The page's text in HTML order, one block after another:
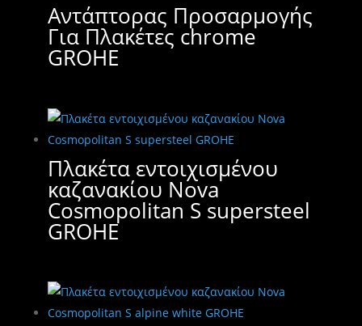
Αντάπτορας Προσαρμογής
Για Πλακέτες chrome
GROHE
Πλακέτα εντοιχισμένου
καζανακίου Nova
Cosmopolitan S supersteel
GROHE